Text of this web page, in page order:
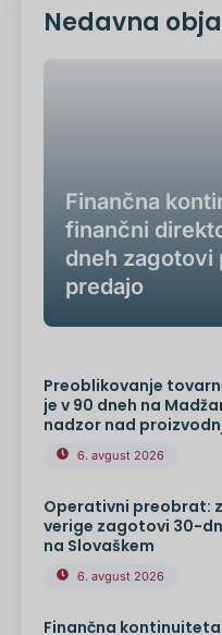
Nedavna
Finančna
finančni
dneh zagotovi
predajo
Preoblikovanje
je v 90 dneh na
nadzor nad
6. avgust 2026
Operativni preobrat:
verige zagotovi 30-
na Slovaškem
6. avgust 2026
Finančna